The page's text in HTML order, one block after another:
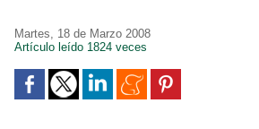
Martes, 18 de Marzo 2008
Artículo leído 1824 veces